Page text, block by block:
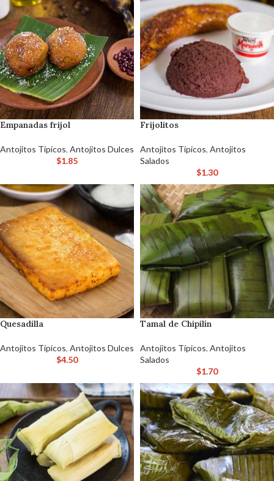
Empanadas frijol
Antojitos Típicos, Antojitos Dulces
$1.85
Frijolitos
Antojitos Típicos, Antojitos
Salados
$1.30
Quesadilla
Antojitos Típicos, Antojitos Dulces
$4.50
Tamal de Chipilín
Antojitos Típicos, Antojitos
Salados
$1.70